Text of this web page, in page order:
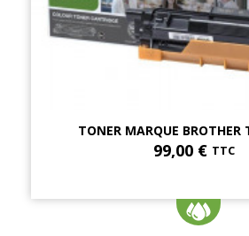
TONER MARQUE BROTHER
99,00 € TTC